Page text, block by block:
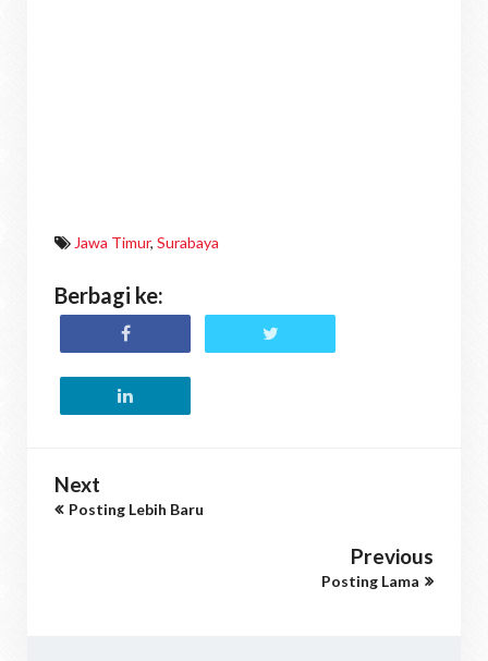
Jawa Timur, Surabaya
Berbagi ke:
Next
Posting Lebih Baru
Previous
Posting Lama